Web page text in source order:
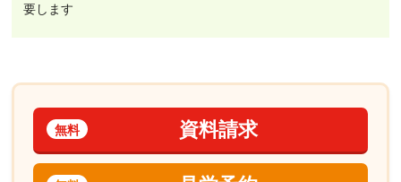
要します
資料請求
無料